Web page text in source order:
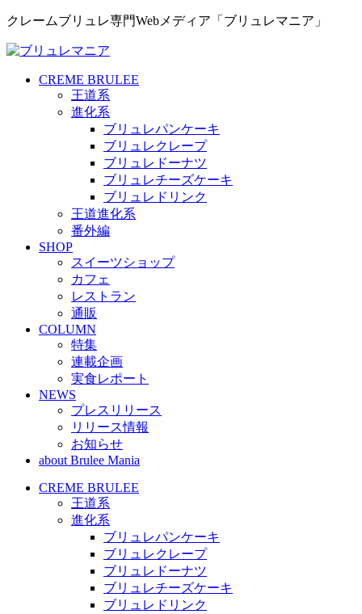
クレームブリュレ専門Webメディア「ブリュレマニア」
CREME BRULEE
王道系
進化系
ブリュレパンケーキ
ブリュレクレープ
ブリュレドーナツ
ブリュレチーズケーキ
ブリュレドリンク
王道進化系
番外編
SHOP
スイーツショップ
カフェ
レストラン
通販
COLUMN
特集
連載企画
実食レポート
NEWS
プレスリリース
リリース情報
お知らせ
about Brulee Mania
CREME BRULEE
王道系
進化系
ブリュレパンケーキ
ブリュレクレープ
ブリュレドーナツ
ブリュレチーズケーキ
ブリュレドリンク